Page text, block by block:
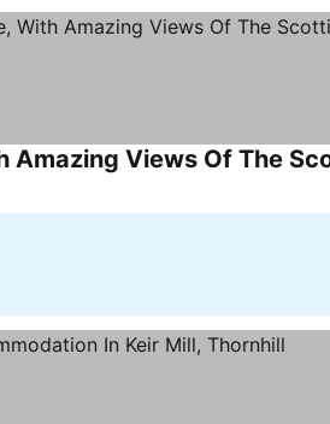
Views Of The